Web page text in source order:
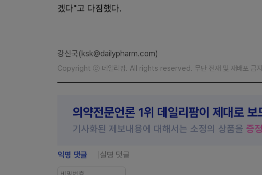
겠다"고 다짐했다.
강신국(ksk@dailypharm.com)
Copyright ⓒ 데일리팜. All rights reserved. 무단 전재 및 재배포 금
의약전문언론 1위 데일리팜이 제대로 보
기사화된 제보내용에 대해서는 소정의 상품을 증정
익명 댓글 실명 댓글